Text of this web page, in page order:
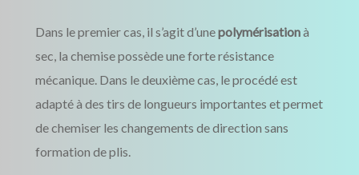
Dans le premier cas, il s’agit d’unepolymérisationà
sec, la chemise possède une forte résistance
mécanique. Dans le deuxième cas, le procédé est
adapté à des tirs de longueurs importantes et permet
de chemiser les changements de direction sans
formation de plis.